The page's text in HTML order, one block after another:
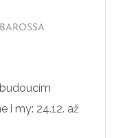
i my: 24.12. až